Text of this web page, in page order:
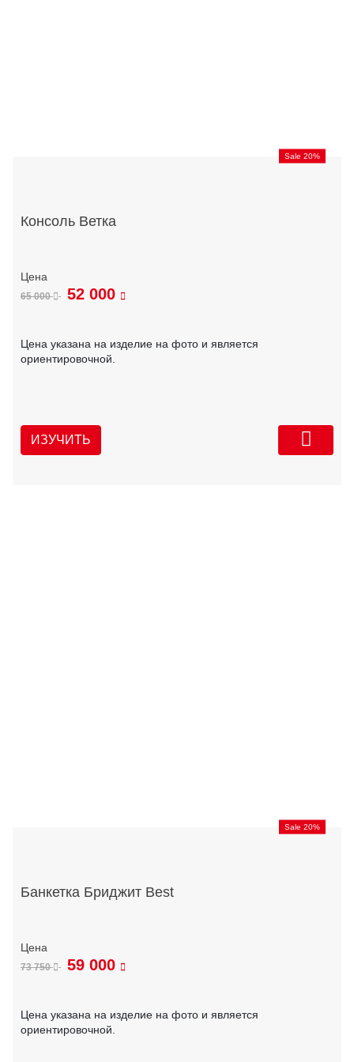
Sale 20%
Консоль Ветка
65 000 52 000
Цена указана на изделие на фото и является
ориентировочной.
ИЗУЧИТЬ
Sale 20%
Банкетка Бриджит Best
73 750 59 000
Цена указана на изделие на фото и является
ориентировочной.